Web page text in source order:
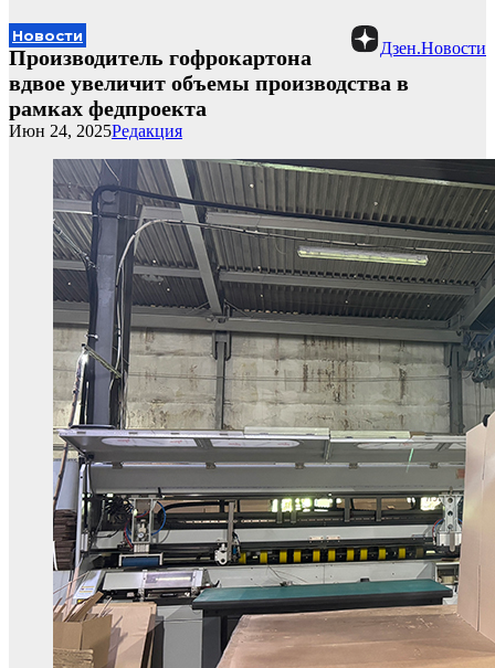
Дзен.Новости
Новости
Производитель гофрокартона
вдвое увеличит объемы производства в
рамках федпроекта
Редакция
Июн 24, 2025